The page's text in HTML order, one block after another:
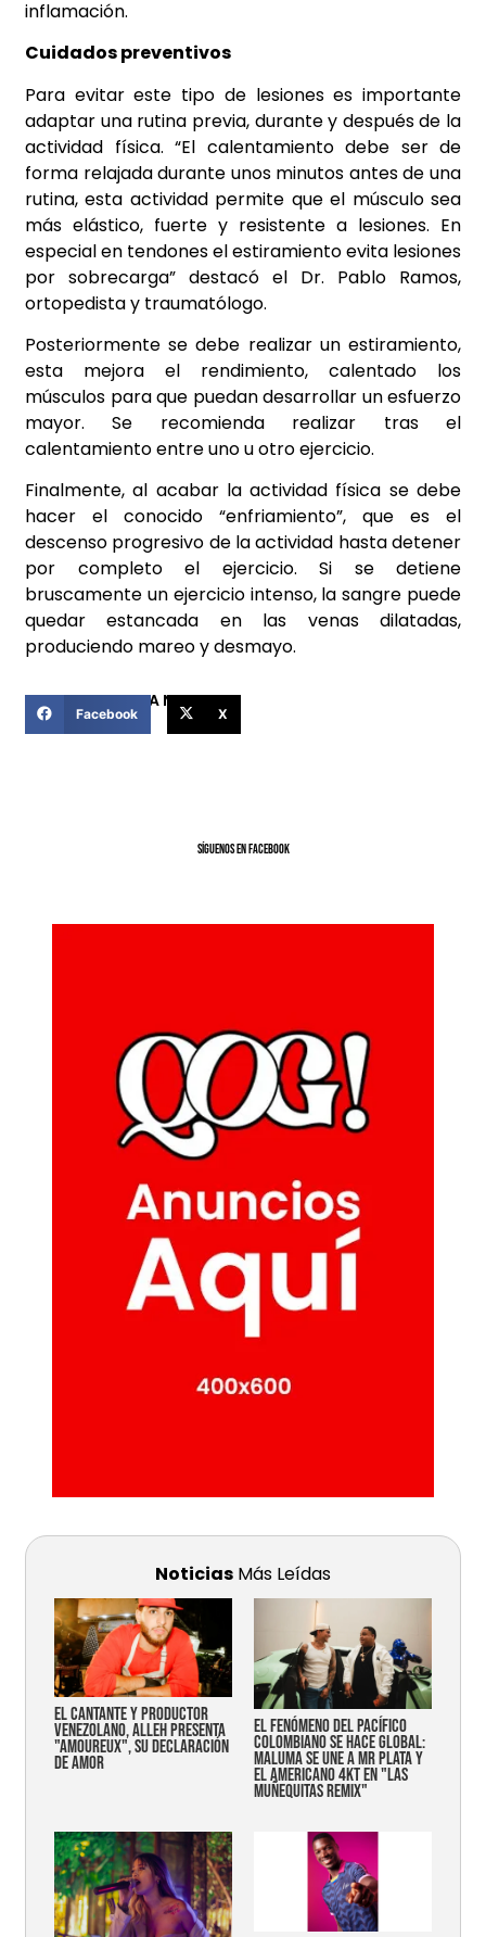
inflamación.
Cuidados preventivos
Para evitar este tipo de lesiones es importante
adaptar una rutina previa, durante y después de la
actividad física. “El calentamiento debe ser de
forma relajada durante unos minutos antes de una
rutina, esta actividad permite que el músculo sea
más elástico, fuerte y resistente a lesiones. En
especial en tendones el estiramiento evita lesiones
por sobrecarga” destacó el Dr. Pablo Ramos,
ortopedista y traumatólogo.
Posteriormente se debe realizar un estiramiento,
esta mejora el rendimiento, calentado los
músculos para que puedan desarrollar un esfuerzo
mayor. Se recomienda realizar tras el
calentamiento entre uno u otro ejercicio.
Finalmente, al acabar la actividad física se debe
hacer el conocido “enfriamiento”, que es el
descenso progresivo de la actividad hasta detener
por completo el ejercicio. Si se detiene
bruscamente un ejercicio intenso, la sangre puede
quedar estancada en las venas dilatadas,
produciendo mareo y desmayo.
COMPARTIR ESTA NOTICIA
Facebook X
SíGUENOS EN FACEBOOK
Noticias Más Leídas
EL CANTANTE Y PRODUCTOR
VENEZOLANO, ALLEH PRESENTA
"AMOUREUX", SU DECLARACIÓN
DE AMOR
EL FENÓMENO DEL PACÍFICO
COLOMBIANO SE HACE GLOBAL:
MALUMA SE UNE A MR PLATA Y
EL AMERICANO 4KT EN "LAS
MUÑEQUITAS REMIX"